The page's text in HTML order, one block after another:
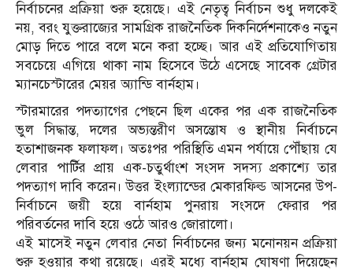
নির্বাচনের প্রক্রিয়া শুরু হয়েছে। এই নেতৃত্ব নির্বাচন শুধু দলকেই
নয়, বরং যুক্তরাজ্যের সামগ্রিক রাজনৈতিক দিকনির্দেশনাকেও নতুন
মোড় দিতে পারে বলে মনে করা হচ্ছে। আর এই প্রতিযোগিতায়
সবচেয়ে এগিয়ে থাকা নাম হিসেবে উঠে এসেছে সাবেক গ্রেটার
ম্যানচেস্টারের মেয়র অ্যান্ডি বার্নহাম।
স্টারমারের পদত্যাগের পেছনে ছিল একের পর এক রাজনৈতিক
ভুল সিদ্ধান্ত, দলের অভ্যন্তরীণ অসন্তোষ ও স্থানীয় নির্বাচনে
হতাশাজনক ফলাফল। অতঃপর পরিস্থিতি এমন পর্যায়ে পৌঁছায় যে
লেবার পার্টির প্রায় এক-চতুর্থাংশ সংসদ সদস্য প্রকাশ্যে তার
পদত্যাগ দাবি করেন। উত্তর ইংল্যান্ডের মেকারফিল্ড আসনের উপ-
নির্বাচনে জয়ী হয়ে বার্নহাম পুনরায় সংসদে ফেরার পর
পরিবর্তনের দাবি হয়ে ওঠে আরও জোরালো।
এই মাসেই নতুন লেবার নেতা নির্বাচনের জন্য মনোনয়ন প্রক্রিয়া
শুরু হওয়ার কথা রয়েছে। এরই মধ্যে বার্নহাম ঘোষণা দিয়েছেন